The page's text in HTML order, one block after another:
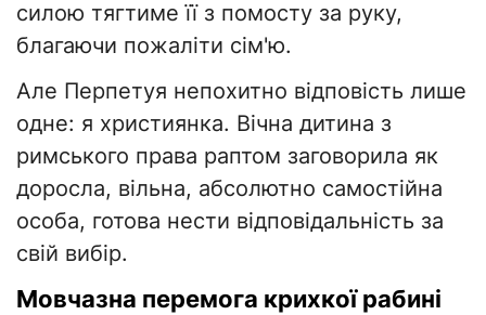
силою тягтиме її з помосту за руку,
благаючи пожаліти сім'ю.
​Але Перпетуя непохитно відповість лише
одне: я християнка. Вічна дитина з
римського права раптом заговорила як
доросла, вільна, абсолютно самостійна
особа, готова нести відповідальність за
свій вибір.
​Мовчазна перемога крихкої рабині